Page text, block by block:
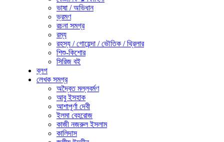
ভাষা / অভিধান
ভ্রমণ
রচনা সমগ্র
রম্য
রহস্য / গোয়েন্দা / ভৌতিক / থ্রিলার
শিশু-কিশোর
সিরিজ বই
ব্লগ
লেখক সমগ্র
অদ্বৈত মল্লবর্মণ
আবু ইসহাক
আশাপূর্ণা দেবী
ইলমা বেহরোজ
কাজী নজরুল ইসলাম
কালিদাস